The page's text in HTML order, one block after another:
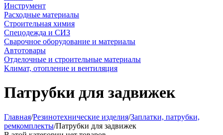
Инструмент
Расходные материалы
Строительная химия
Спецодежда и СИЗ
Сварочное оборудование и материалы
Автотовары
Отделочные и строительные материалы
Климат, отопление и вентиляция
Патрубки для задвижек
Главная/Резинотехнические изделия/Заплатки, патрубки,
ремкомплекты/Патрубки для задвижек